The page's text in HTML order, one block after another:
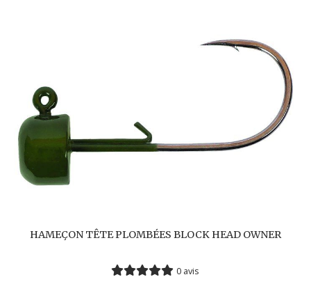
HAMEÇON TÊTE PLOMBÉES BLOCK HEAD OWNER
0 avis